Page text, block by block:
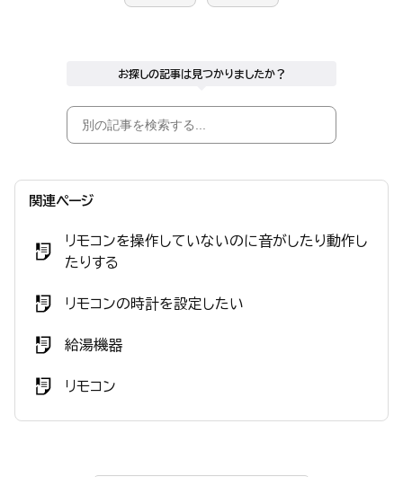
お探しの記事は見つかりましたか？
関連ページ
リモコンを操作していないのに音がしたり動作し
たりする
リモコンの時計を設定したい
給湯機器
リモコン